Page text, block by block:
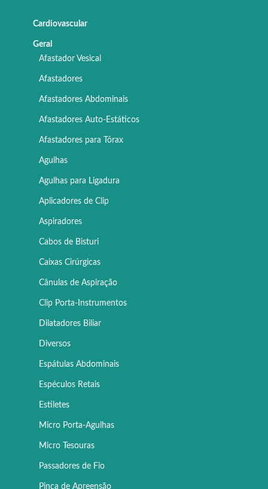
Cardiovascular
Geral
Afastador Vesical
Afastadores
Afastadores Abdominais
Afastadores Auto-Estáticos
Afastadores para Tórax
Agulhas
Agulhas para Ligadura
Aplicadores de Clip
Aspiradores
Cabos de Bisturi
Caixas Cirúrgicas
Cânulas de Aspiração
Clip Porta-Instrumentos
Dilatadores Biliar
Diversos
Espátulas Abdominais
Espéculos Retais
Estiletes
Micro Porta-Agulhas
Micro Tesouras
Passadores de Fio
Pinça de Apreensão